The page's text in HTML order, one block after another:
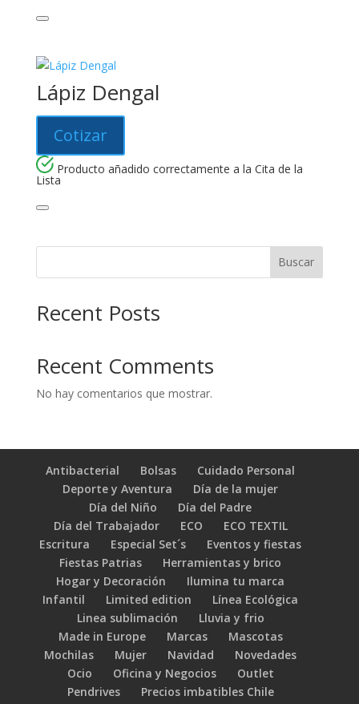
Lápiz Dengal
Cotizar
Producto añadido correctamente a la Cita de la
Lista
Buscar
Recent Posts
Recent Comments
No hay comentarios que mostrar.
Antibacterial Bolsas
Cuidado Personal
Deporte y Aventura
Día de la mujer
Día del Niño
Día del Padre
Día del Trabajador
ECO
ECO TEXTIL
Escritura
Especial Set´s
Eventos y fiestas
Fiestas Patrias
Herramientas y brico
Hogar y Decoración
Ilumina tu marca
Infantil
Limited edition
Línea Ecológica
Linea sublimación
Lluvia y frio
Made in Europe
Marcas
Mascotas
Mochilas
Mujer Navidad
Novedades
Ocio
Oficina y Negocios
Outlet
Pendrives
Precios imbatibles Chile